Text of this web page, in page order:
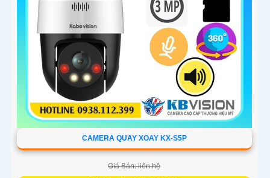
CAMERA QUAY XOAY KX-S5P
Giá Bán: liên hệ